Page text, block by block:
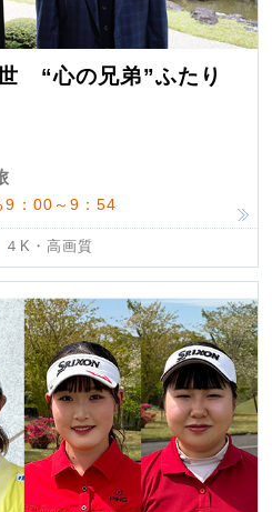
“心の兄弟”ふたり
9：00～9：54
４K・高画質